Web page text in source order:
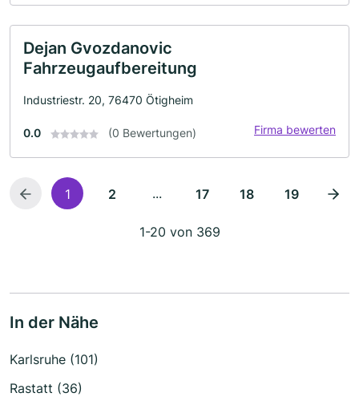
Dejan Gvozdanovic
Fahrzeugaufbereitung
Industriestr. 20, 76470 Ötigheim
0.0 (0 Bewertungen) Firma bewerten
1 2 ... 17 18 19
1-20 von 369
In der Nähe
Karlsruhe (101)
Rastatt (36)